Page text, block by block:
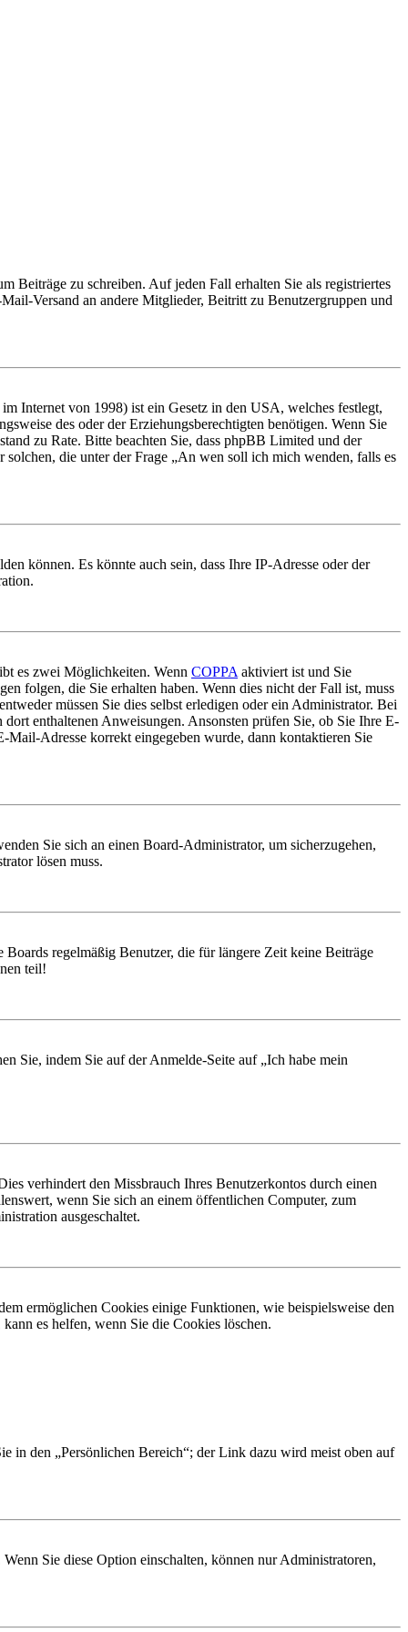
Beiträge zu schreiben. Auf jeden Fall erhalten Sie als registriertes
Versand an andere Mitglieder, Beitritt zu Benutzergruppen und
Internet von 1998) ist ein Gesetz in den USA, welches festlegt,
des oder der Erziehungsberechtigten benötigen. Wenn Sie
zu Rate. Bitte beachten Sie, dass phpBB Limited und der
die unter der Frage „An wen soll ich mich wenden, falls es
können. Es könnte auch sein, dass Ihre IP-Adresse oder der
es zwei Möglichkeiten. Wenn COPPA aktiviert ist und Sie
folgen, die Sie erhalten haben. Wenn dies nicht der Fall ist, muss
müssen Sie dies selbst erledigen oder ein Administrator. Bei
enthaltenen Anweisungen. Ansonsten prüfen Sie, ob Sie Ihre E-
Adresse korrekt eingegeben wurde, dann kontaktieren Sie
Sie sich an einen Board-Administrator, um sicherzugehen,
lösen muss.
regelmäßig Benutzer, die für längere Zeit keine Beiträge
teil!
Sie, indem Sie auf der Anmelde-Seite auf „Ich habe mein
verhindert den Missbrauch Ihres Benutzerkontos durch einen
wenn Sie sich an einem öffentlichen Computer, zum
ausgeschaltet.
ermöglichen Cookies einige Funktionen, wie beispielsweise den
es helfen, wenn Sie die Cookies löschen.
in den „Persönlichen Bereich“; der Link dazu wird meist oben auf
Sie diese Option einschalten, können nur Administratoren,